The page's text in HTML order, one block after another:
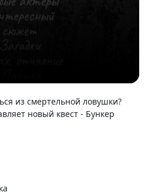
из смертельной ловушки?
новый квест - Бункер